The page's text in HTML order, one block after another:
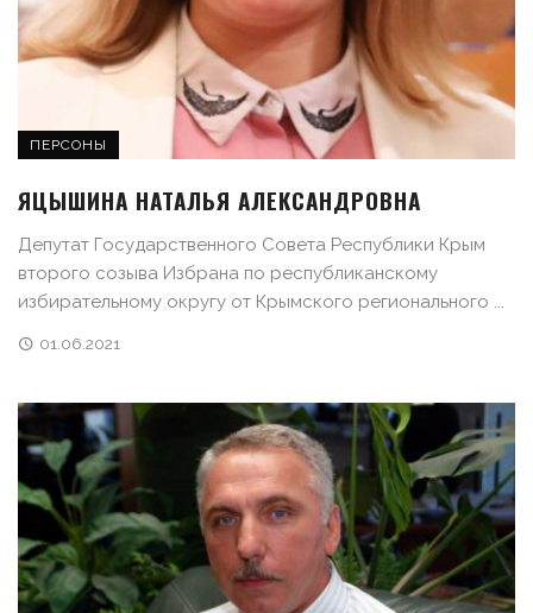
ПЕРСОНЫ
ЯЦЫШИНА НАТАЛЬЯ АЛЕКСАНДРОВНА
Депутат Государственного Совета Республики Крым
второго созыва Избрана по республиканскому
избирательному округу от Крымского регионального ...
01.06.2021